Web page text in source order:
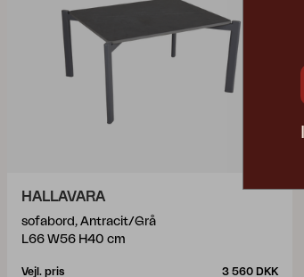
HALLAVARA
sofabord, Antracit/Grå
L66 W56 H40 cm
Vejl. pris 3 560 DKK